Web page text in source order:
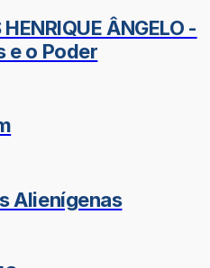
ÂNGELO -
e o Poder
Alienígenas